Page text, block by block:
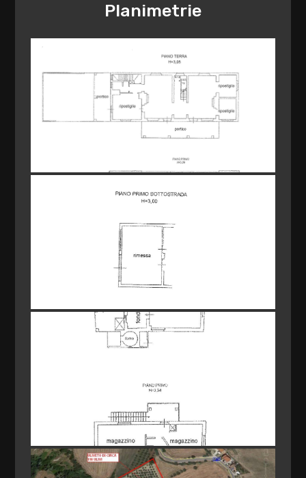
Terrazzo : Presente, 120 mq
Giardino : Privato
Distanza mare/lago : 18.000 mt.
Cucina : Abitabile
Box : Quadruplo, 80 mq
Posizione : Zona agricola
Animali ammessi : Si
Impianto Elettrico : A norma
Conformazione : Libera su tutti i lati
Tipo ristrutturazione : Totale ( pari al nuovo )
Qualità e pregio dell'immobile : ★★★★
Qualità contesto e luogo : ★★★★
Bagno principale con : Vasca
Bagno secondario con : Doccia
Planimetrie
Arredato
Nuova costruzione